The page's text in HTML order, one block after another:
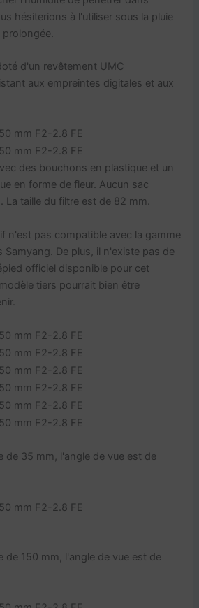
hésiterions à l'utiliser sous la pluie
d'un revêtement UMC
aux empreintes digitales et aux
des bouchons en plastique et un
en forme de fleur. Aucun sac
La taille du filtre est de 82 mm.
n'est pas compatible avec la gamme
Samyang. De plus, il n'existe pas de
officiel disponible pour cet
tiers pourrait bien être
de 35 mm, l'angle de vue est de
de 150 mm, l'angle de vue est de